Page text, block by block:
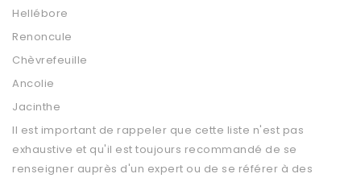
Hellébore
Renoncule
Chèvrefeuille
Ancolie
Jacinthe
Il est important de rappeler que cette liste n'est pas
exhaustive et qu'il est toujours recommandé de se
renseigner auprès d'un expert ou de se référer à des